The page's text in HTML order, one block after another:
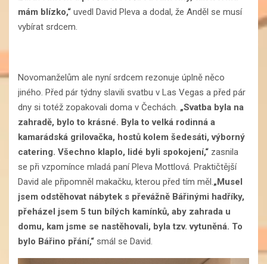
mám blízko,“ uvedl David Pleva a dodal, že Anděl se musí
vybírat srdcem.
Novomanželům ale nyní srdcem rezonuje úplně něco
jiného. Před pár týdny slavili svatbu v Las Vegas a před pár
dny si totéž zopakovali doma v Čechách. „Svatba byla na
zahradě, bylo to krásné. Byla to velká rodinná a
kamarádská grilovačka, hostů kolem šedesáti, výborný
catering. Všechno klaplo, lidé byli spokojení,“ zasnila
se při vzpomínce mladá paní Pleva Mottlová. Praktičtější
David ale připomněl makačku, kterou před tím měl.„Musel
jsem odstěhovat nábytek s převážně Bářinými hadříky,
přeházel jsem 5 tun bílých kamínků, aby zahrada u
domu, kam jsme se nastěhovali, byla tzv. vytuněná. To
bylo Bářino přání,“ smál se David.